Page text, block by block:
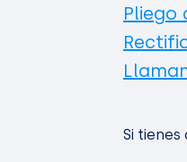
Pliego
Si